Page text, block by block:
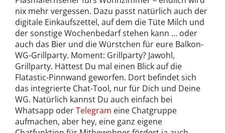
nix mehr vergessen. Dazu passt natürlich auch der
digitale Einkaufszettel, auf dem die Tüte Milch und
der sonstige Wochenbedarf stehen kann … oder
auch das Bier und die Würstchen für eure Balkon-
WG-Grillparty. Moment: Grillparty? Jawohl,
Grillparty. Hättest Du mal einen Blick auf die
Flatastic-Pinnwand geworfen. Dort befindet sich
das integrierte Chat-Tool, nur für Dich und Deine
WG. Natürlich kannst Du auch einfach bei
Whatsapp oderTelegram eine Chatgruppe
aufmachen, aber hey, eine ganz eigene